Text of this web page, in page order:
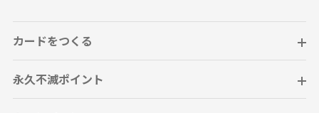
カードをつくる
永久不滅ポイント